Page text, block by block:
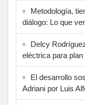
Metodología,
diálogo: Lo que
Delcy
eléctrica para plan
El desarrollo
Adriani por Luis